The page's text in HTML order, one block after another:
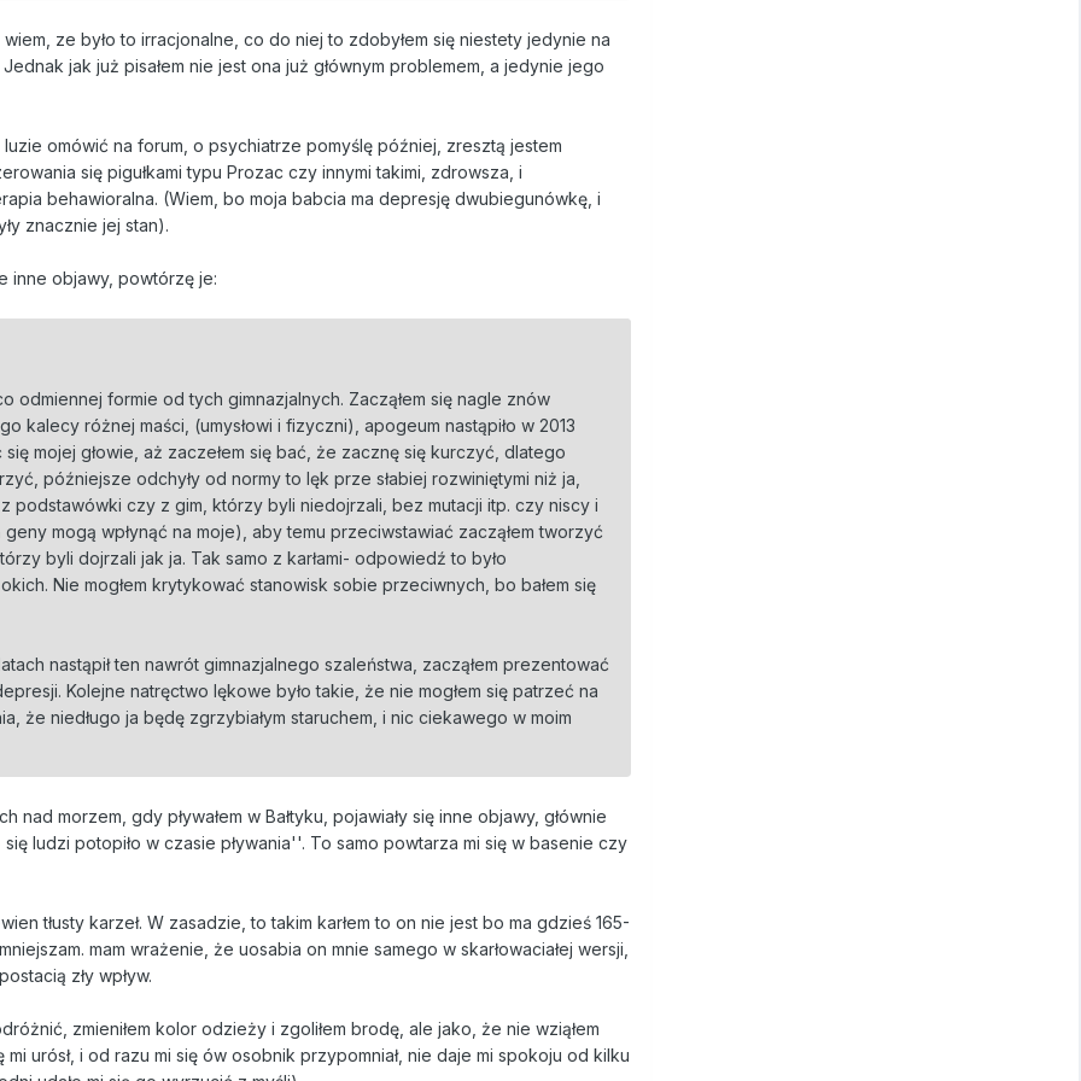
ze było to irracjonalne, co do niej to zdobyłem się niestety jedynie na
jak już pisałem nie jest ona już głównym problemem, a jedynie jego
omówić na forum, o psychiatrze pomyślę później, zresztą jestem
się pigułkami typu Prozac czy innymi takimi, zdrowsza, i
behawioralna. (Wiem, bo moja babcia ma depresję dwubiegunówkę, i
znacznie jej stan).
inne objawy, powtórzę je:
odmiennej formie od tych gimnazjalnych. Zacząłem się nagle znów
kalecy różnej maści, (umysłowi i fizyczni), apogeum nastąpiło w 2013
się mojej głowie, aż zaczełem się bać, że zacznę się kurczyć, dlatego
późniejsze odchyły od normy to lęk prze słabiej rozwiniętymi niż ja,
podstawówki czy z gim, którzy byli niedojrzali, bez mutacji itp. czy niscy i
mogą wpłynąć na moje), aby temu przeciwstawiać zacząłem tworzyć
byli dojrzali jak ja. Tak samo z karłami- odpowiedź to było
Nie mogłem krytykować stanowisk sobie przeciwnych, bo bałem się
nastąpił ten nawrót gimnazjalnego szaleństwa, zacząłem prezentować
Kolejne natręctwo lękowe było takie, że nie mogłem się patrzeć na
że niedługo ja będę zgrzybiałym staruchem, i nic ciekawego w moim
nad morzem, gdy pływałem w Bałtyku, pojawiały się inne objawy, głównie
ludzi potopiło w czasie pływania''. To samo powtarza mi się w basenie czy
tłusty karzeł. W zasadzie, to takim karłem to on nie jest bo ma gdzieś 165-
mam wrażenie, że uosabia on mnie samego w skarłowaciałej wersji,
zły wpływ.
zmieniłem kolor odzieży i zgoliłem brodę, ale jako, że nie wziąłem
urósł, i od razu mi się ów osobnik przypomniał, nie daje mi spokoju od kilku